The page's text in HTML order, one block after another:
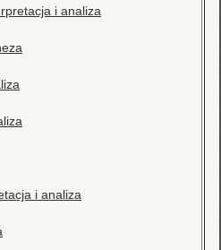
i analiza
i analiza